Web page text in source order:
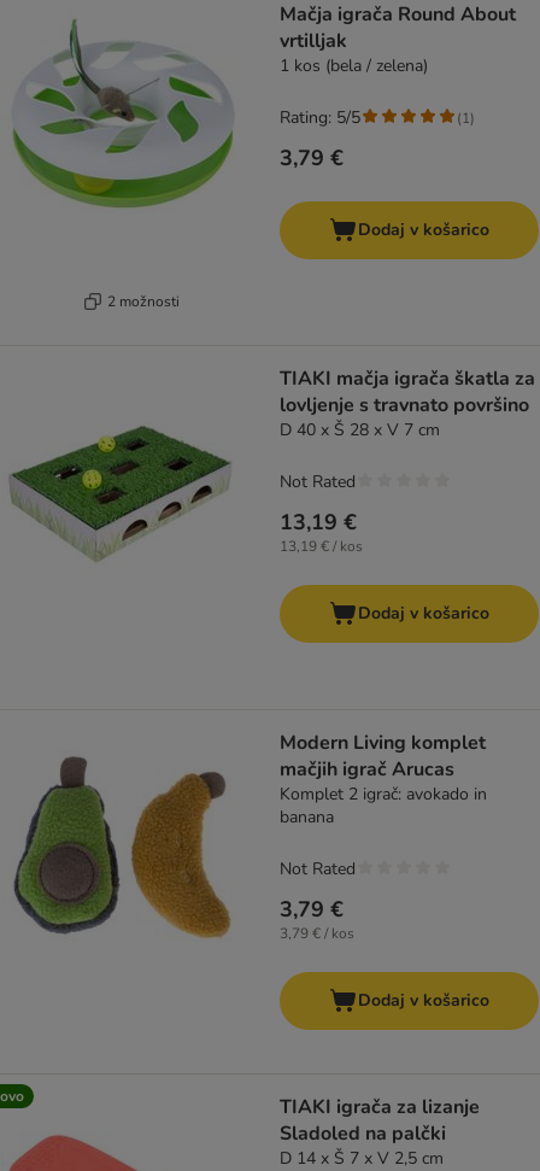
2 možnosti
Mačja igrača Round About
vrtilljak
1 kos (bela / zelena)
3,79 €
Rating: 5/5 (1)
Dodaj v košarico
TIAKI mačja igrača škatla za
lovljenje s travnato površino
D 40 x Š 28 x V 7 cm
13,19 €
13,19 € / kos
Not Rated
Dodaj v košarico
Modern Living komplet
mačjih igrač Arucas
Komplet 2 igrač: avokado in
banana
3,79 €
3,79 € / kos
Not Rated
Dodaj v košarico
TIAKI igrača za lizanje
Sladoled na palčki
D 14 x Š 7 x V 2,5 cm